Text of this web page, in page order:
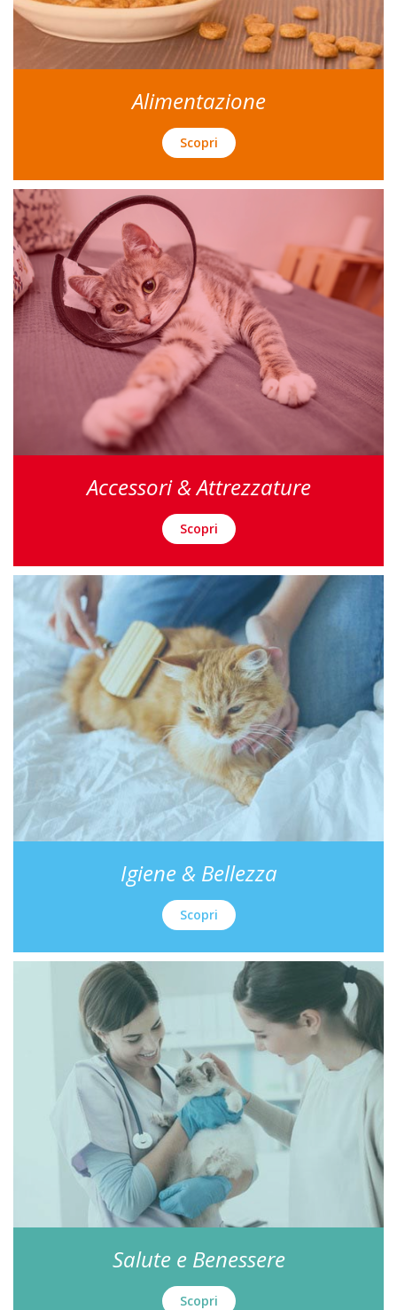
Alimentazione
Scopri
Accessori & Attrezzature
Scopri
Igiene & Bellezza
Scopri
Salute e Benessere
Scopri